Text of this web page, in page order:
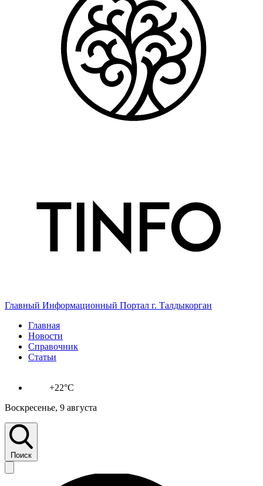
Главный Информационный Портал г. Талдыкорган
Главная
Новости
Справочник
Статьи
+22°C
Воскресенье, 9 августа
Поиск